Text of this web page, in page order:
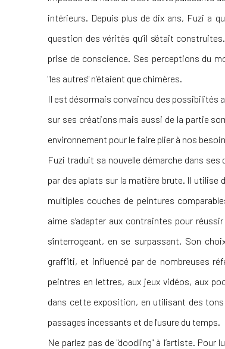
intérieurs. Depuis plus de dix ans, Fuzi a
question des vérités qu’il s'était
prise de conscience. Ses perceptions du
"les autres" n’étaient que chimères.
Il est désormais convaincu des possibilités
sur ses créations mais aussi de la partie
environnement pour le faire plier à nos
Fuzi traduit sa nouvelle démarche dans
par des aplats sur la matière brute. Il utilise
multiples couches de peintures
aime s’adapter aux contraintes pour
s'interrogeant, en se surpassant. Son
graffiti, et influencé par de nombreuses
peintres en lettres, aux jeux vidéos, aux
dans cette exposition, en utilisant des
passages incessants et de l'usure du temps.
Ne parlez pas de "doodling" à l’artiste. Pour